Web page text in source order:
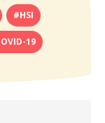
#HSI
19